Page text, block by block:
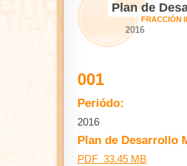
Plan de
FRACCIÓN II
2016
001
Periódo:
2016
Plan de Desarrollo
PDF 33.45 MB